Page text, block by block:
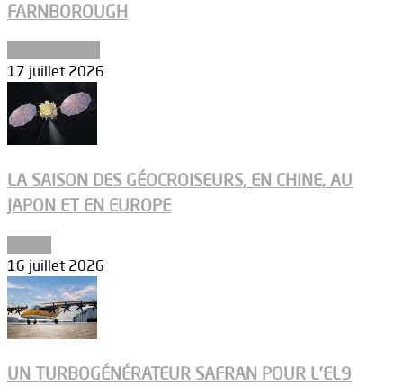
FARNBOROUGH
17 juillet 2026
LA SAISON DES GÉOCROISEURS, EN CHINE, AU
JAPON ET EN EUROPE
16 juillet 2026
UN TURBOGÉNÉRATEUR SAFRAN POUR L’EL9